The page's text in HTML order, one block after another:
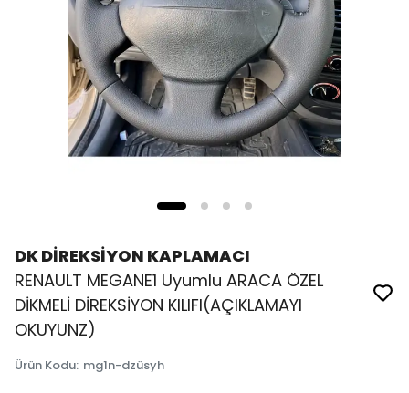
DK DİREKSİYON KAPLAMACI
RENAULT MEGANE1 Uyumlu ARACA ÖZEL
DİKMELİ DİREKSİYON KILIFI(AÇIKLAMAYI
OKUYUNZ)
Ürün Kodu: mg1n-dzüsyh